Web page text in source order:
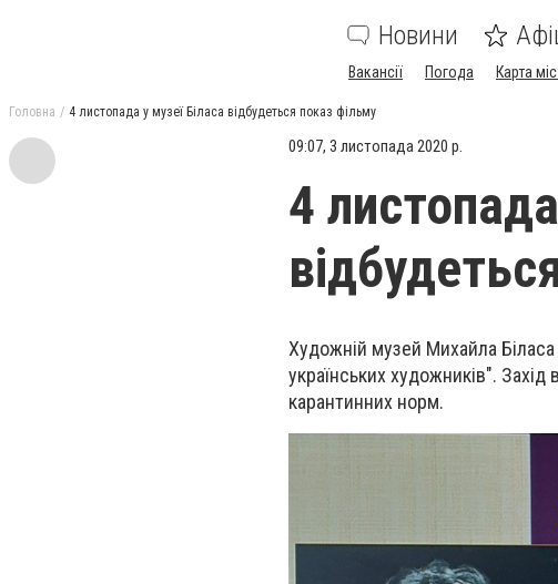
Новини
Вакансії Погода Карта
Головна 4 листопада у музеї Біласа відбудеться показ фільму
09:07, 3 листопада 2020 р.
4
Художній музей Михайла
українських художників".
карантинних норм.